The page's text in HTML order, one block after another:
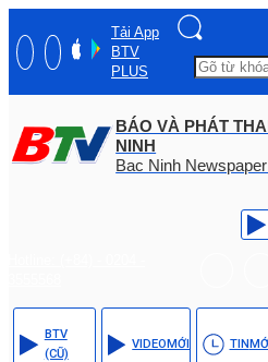
Tải App
BTV
PLUS
BÁO VÀ PHÁT
NINH
Bac Ninh
BTV
(CŨ)
VIDEOMỚI TIN